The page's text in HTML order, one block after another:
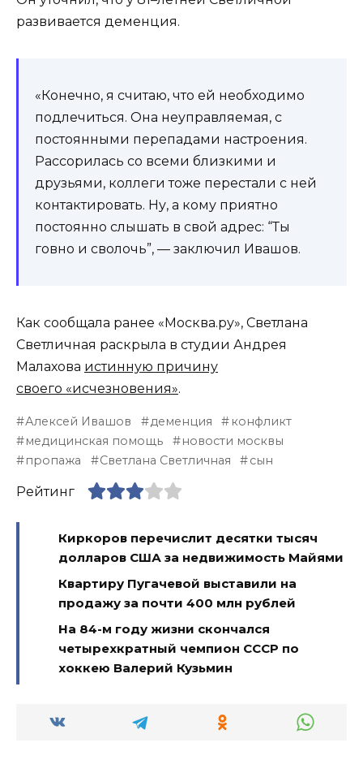
развивается деменция.
«Конечно, я считаю, что ей необходимо
подлечиться. Она неуправляемая, с
постоянными перепадами настроения.
Рассорилась со всеми близкими и
друзьями, коллеги тоже перестали с ней
контактировать. Ну, а кому приятно
постоянно слышать в свой адрес: “Ты
говно и сволочь”, — заключил Ивашов.
Как сообщала ранее «Москва.ру», Светлана
Светличная раскрыла в студии Андрея
Малахова истинную причину
своего «исчезновения».
Алексей Ивашов деменция
конфликт
медицинская помощь
новости москвы
пропажа
Светлана Светличная сын
Рейтинг
Киркоров перечислит десятки тысяч
долларов США за недвижимость Майями
Квартиру Пугачевой выставили на
продажу за почти 400 млн рублей
На 84-м году жизни скончался
четырехкратный чемпион СССР по
хоккею Валерий Кузьмин